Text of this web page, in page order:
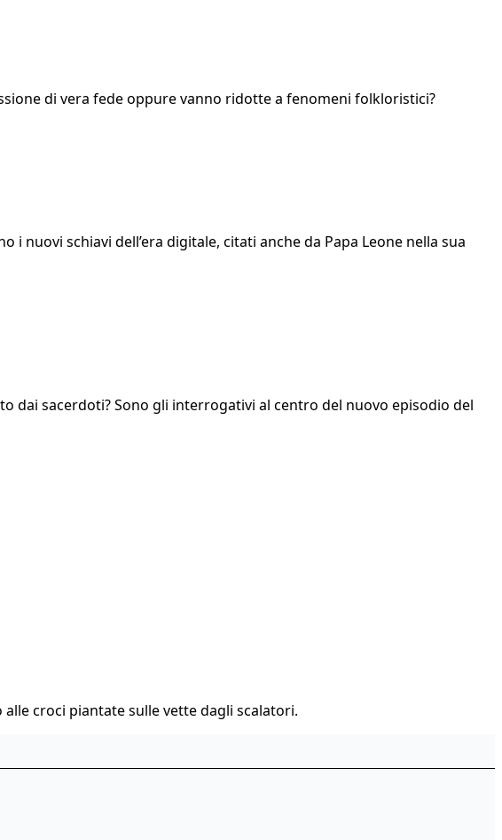
di vera fede oppure vanno ridotte a fenomeni folkloristici?
schiavi dell’era digitale, citati anche da Papa Leone nella sua
dai sacerdoti? Sono gli interrogativi al centro del nuovo episodio del
croci piantate sulle vette dagli scalatori.